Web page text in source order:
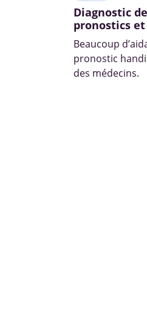
Diagnostic
pronostics
Beaucoup
pronostic
des médecins.